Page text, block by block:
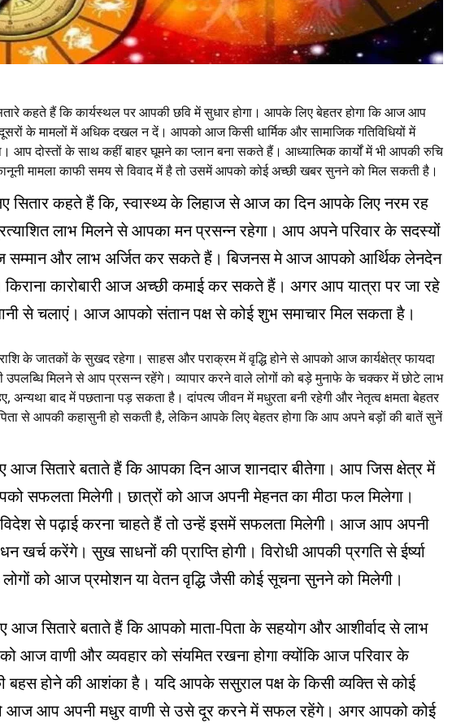
कहते हैं कि कार्यस्थल पर आपकी छवि में सुधार होगा। आपके लिए बेहतर होगा कि आज आप
के मामलों में अधिक दखल न दें। आपको आज किसी धार्मिक और सामाजिक गतिविधियों में
आप दोस्तों के साथ कहीं बाहर घूमने का प्लान बना सकते हैं। आध्यात्मिक कार्यों में भी आपकी रुचि
मामला काफी समय से विवाद में है तो उसमें आपको कोई अच्छी खबर सुनने को मिल सकती है।
सितार कहते हैं कि, स्वास्थ्य के लिहाज से आज का दिन आपके लिए नरम रह
लाभ मिलने से आपका मन प्रसन्न रहेगा। आप अपने परिवार के सदस्यों
सम्मान और लाभ अर्जित कर सकते हैं। बिजनस मे आज आपको आर्थिक लेनदेन
किराना कारोबारी आज अच्छी कमाई कर सकते हैं। अगर आप यात्रा पर जा रहे
से चलाएं। आज आपको संतान पक्ष से कोई शुभ समाचार मिल सकता है।
के जातकों के सुखद रहेगा। साहस और पराक्रम में वृद्धि होने से आपको आज कार्यक्षेत्र फायदा
उपलब्धि मिलने से आप प्रसन्न रहेंगे। व्यापार करने वाले लोगों को बड़े मुनाफे के चक्कर में छोटे लाभ
अन्यथा बाद में पछताना पड़ सकता है। दांपत्य जीवन में मधुरता बनी रहेगी और नेतृत्व क्षमता बेहतर
पिता से आपकी कहासुनी हो सकती है, लेकिन आपके लिए बेहतर होगा कि आप अपने बड़ों की बातें सुनें
आज सितारे बताते हैं कि आपका दिन आज शानदार बीतेगा। आप जिस क्षेत्र में
सफलता मिलेगी। छात्रों को आज अपनी मेहनत का मीठा फल मिलेगा।
से पढ़ाई करना चाहते हैं तो उन्हें इसमें सफलता मिलेगी। आज आप अपनी
खर्च करेंगे। सुख साधनों की प्राप्ति होगी। विरोधी आपकी प्रगति से ईर्ष्या
को आज प्रमोशन या वेतन वृद्धि जैसी कोई सूचना सुनने को मिलेगी।
आज सितारे बताते हैं कि आपको माता-पिता के सहयोग और आशीर्वाद से लाभ
आज वाणी और व्यवहार को संयमित रखना होगा क्योंकि आज परिवार के
होने की आशंका है। यदि आपके ससुराल पक्ष के किसी व्यक्ति से कोई
आज आप अपनी मधुर वाणी से उसे दूर करने में सफल रहेंगे। अगर आपको कोई